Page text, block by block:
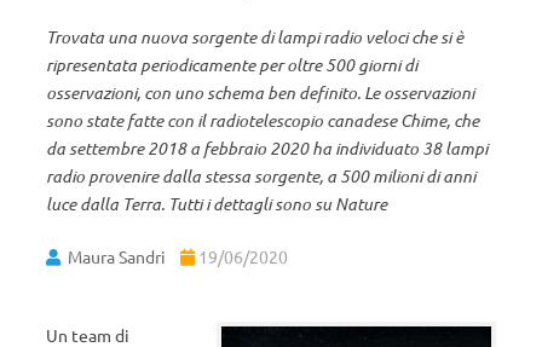
Trovata una nuova sorgente di lampi radio veloci che si è
ripresentata periodicamente per oltre 500 giorni di
osservazioni, con uno schema ben definito. Le osservazioni
sono state fatte con il radiotelescopio canadese Chime, che
da settembre 2018 a febbraio 2020 ha individuato 38 lampi
radio provenire dalla stessa sorgente, a 500 milioni di anni
luce dalla Terra. Tutti i dettagli sono su Nature
Maura Sandri 19/06/2020
Un team di